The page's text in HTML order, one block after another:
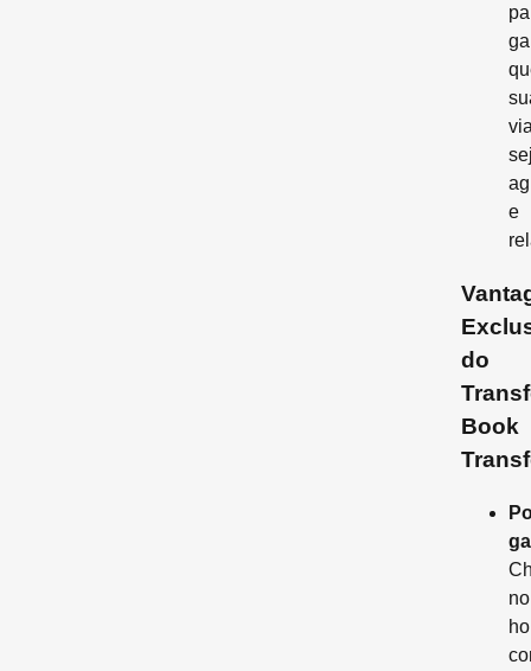
e
do
Book
no